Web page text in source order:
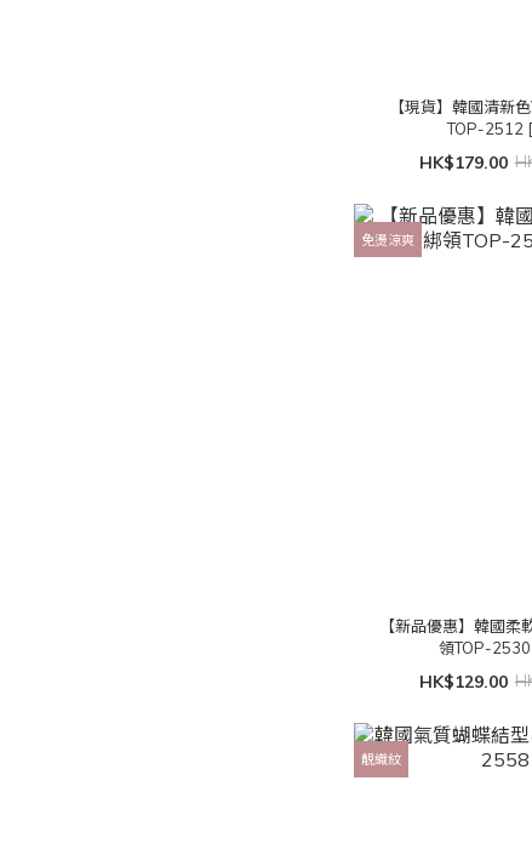
【現貨】韓國清新
TOP-2512
HK$179.00
免燙涼爽
【新品優惠】韓國柔
領TOP-
HK$129.00
靚織紋